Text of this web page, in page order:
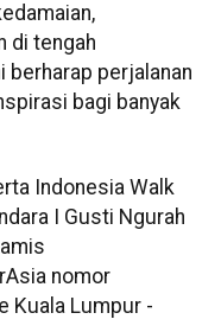
di tengah
berharap perjalanan
bagi banyak
Indonesia Walk
I Gusti Ngurah
nomor
Kuala Lumpur -